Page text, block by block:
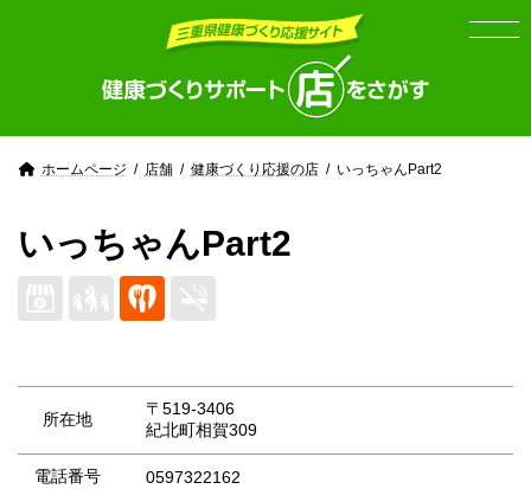
ホームページ 店舗 健康づくり応援の店 いっちゃんPart2
いっちゃんPart2
所在地
〒519-3406
紀北町相賀309
電話番号 0597322162